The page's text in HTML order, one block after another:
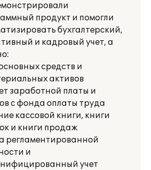
продукт и помогли
бухгалтерский,
и кадровый учет, а
средств и
активов
заработной платы и
с фонда оплаты труда
кассовой книги, книги
и книги продаж
регламентированной
и
учет